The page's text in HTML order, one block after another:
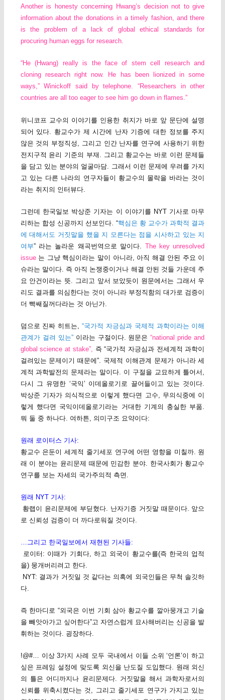
Another is honesty concerning Hwang’s decision not to give
information about the donations in a timely fashion, and there
is the problem of a lack of global ethical standards for
procuring human eggs for research.
“He (Hwang) really is the face of stem cell research and
cloning research right now. He has been lionized in some
ways,” Winickoff said by telephone. “Researchers in other
countries are all too eager to see him go down in flames.”
위니코프 교수의 이야기를 인용한 취지가 바로 앞 문단에 설명
되어 있다. 황교수가 제 시간에 난자 기증에 대한 정보를 주지
않은 것의 부정직성, 그리고 인간 난자를 연구에 사용하기 위한
전지구적 윤리 기준의 부재. 그리고 황교수는 바로 이런 문제들
을 담고 있는 분야의 얼굴마담. 그래서 이런 문제에 우려를 가지
고 있는 다른 나라의 연구자들이 황교수의 몰락을 바라는 것이
라는 취지의 인터뷰다.
그런데 한국일보 박상준 기자는 이 이야기를 NYT 기사로 마무
리하는 합성 신공까지 선보인다. “핵심은 황 교수가 과학적 결과
에 대해서도 거짓말을 했을 지 모른다는 점을 시사하고 있는 지
여부” 라는 놀라운 왜곡번역으로 말이다. The key unresolved
issue는 그냥 핵심이라는 말이 아니라, 아직 해결 안된 주요 이
슈라는 말이다. 즉 아직 논쟁중이거나 해결 안된 것들 가운데 주
요 안건이라는 뜻. 그리고 앞서 보았듯이 원문에서는 그래서 우
리도 결과를 의심한다는 것이 아니라 부정직함의 대가로 검증이
더 빡쌔질꺼다라는 것 아닌가.
덤으로 진짜 히트는,“국가적 자긍심과 국제적 과학이라는 이해
관계가 걸려 있는”이라는 구절이다. 원문은“national pride and
global science at stake”, 즉 “국가적 자긍심과 전세계적 과학이
걸려있는 문제이기 때문에”. 국제적 이해관계 문제가 아니라 세
계적 과학발전의 문제라는 말이다. 이 구절을 교묘하게 틀어서,
다시 그 유명한 ‘국익’ 이데올로기로 끌어들이고 있는 것이다.
박상준 기자가 의식적으로 이렇게 했다면 고수, 무의식중에 이
렇게 했다면 국익이데올로기라는 거대한 기계의 충실한 부품.
뭐 둘 중 하나다. 여하튼, 의미구조 요약이다:
원래 로이터스 기사:
황교수 은둔이 세계적 줄기세포 연구에 어떤 영향을 미칠까. 원
래 이 분야는 윤리문제 때문에 민감한 분야. 한국사회가 황교수
연구를 보는 자세의 국가주의적 측면.
원래 NYT 기사:
황랩이 윤리문제에 부딛혔다. 난자기증 거짓말 때문이다. 앞으
로 신뢰성 검증이 더 까다로워질 것이다.
…그리고 한국일보에서 재현된 기사들:
로이터: 이때가 기회다, 하고 외국이 황교수를(즉 한국의 업적
을) 뭉개버리려고 한다.
NYT: 결과가 거짓일 것 같다는 의혹에 외국인들은 무척 솔깃하
다.
즉 한마디로 “외국은 이번 기회 삼아 황교수를 깔아뭉개고 기술
을 빼앗아가고 싶어한다”고 자연스럽게 묘사해버리는 신공을 발
휘하는 것이다. 굉장하다.
!@#… 이상 3가지 사례 모두 국내에서 이들 소위 ‘언론’이 하고
싶은 프레임 설정에 맞도록 외신을 난도질 도입했다. 원래 외신
의 틀은 어디까지나 윤리문제다. 거짓말을 해서 과학자로서의
신뢰를 위축시켰다는 것, 그리고 줄기세포 연구가 가지고 있는